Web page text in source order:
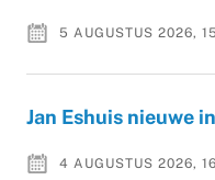
5 AUGUSTUS 2026,
Jan Eshuis nieuwe
4 AUGUSTUS 2026,